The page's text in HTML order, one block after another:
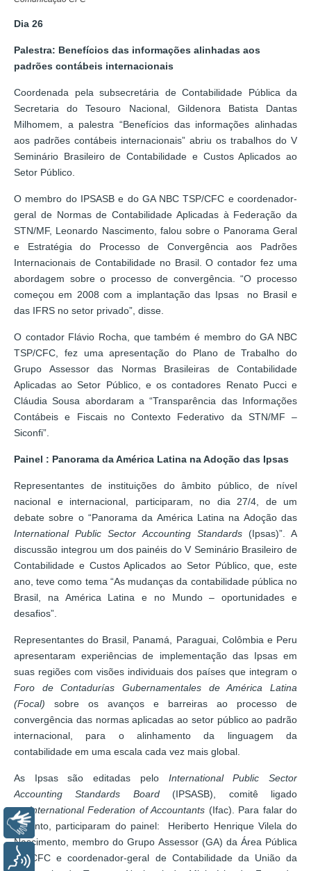
Dia 26
Palestra: Benefícios das informações alinhadas aos
padrões contábeis internacionais
Coordenada pela subsecretária de Contabilidade Pública da
Secretaria do Tesouro Nacional, Gildenora Batista Dantas
Milhomem, a palestra “Benefícios das informações alinhadas
aos padrões contábeis internacionais” abriu os trabalhos do V
Seminário Brasileiro de Contabilidade e Custos Aplicados ao
Setor Público.
O membro do IPSASB e do GA NBC TSP/CFC e coordenador-
geral de Normas de Contabilidade Aplicadas à Federação da
STN/MF, Leonardo Nascimento, falou sobre o Panorama Geral
e Estratégia do Processo de Convergência aos Padrões
Internacionais de Contabilidade no Brasil. O contador fez uma
abordagem sobre o processo de convergência. “O processo
começou em 2008 com a implantação das Ipsas no Brasil e
das IFRS no setor privado”, disse.
O contador Flávio Rocha, que também é membro do GA NBC
TSP/CFC, fez uma apresentação do Plano de Trabalho do
Grupo Assessor das Normas Brasileiras de Contabilidade
Aplicadas ao Setor Público, e os contadores Renato Pucci e
Cláudia Sousa abordaram a “Transparência das Informações
Contábeis e Fiscais no Contexto Federativo da STN/MF –
Siconfi”.
Painel : Panorama da América Latina na Adoção das Ipsas
Representantes de instituições do âmbito público, de nível
nacional e internacional, participaram, no dia 27/4, de um
debate sobre o “Panorama da América Latina na Adoção das
International Public Sector Accounting Standards(Ipsas)”. A
discussão integrou um dos painéis do V Seminário Brasileiro de
Contabilidade e Custos Aplicados ao Setor Público, que, este
ano, teve como tema “As mudanças da contabilidade pública no
Brasil, na América Latina e no Mundo – oportunidades e
desafios”.
Representantes do Brasil, Panamá, Paraguai, Colômbia e Peru
apresentaram experiências de implementação das Ipsas em
suas regiões com visões individuais dos países que integram o
Foro de Contadurías Gubernamentales de América Latina
(Focal) sobre os avanços e barreiras ao processo de
convergência das normas aplicadas ao setor público ao padrão
internacional, para o alinhamento da linguagem da
contabilidade em uma escala cada vez mais global.
As Ipsas são editadas pelo International Public Sector
Accounting Standards Board(IPSASB), comitê ligado
aoInternational Federation of Accountants (Ifac). Para falar do
assunto, participaram do painel: Heriberto Henrique Vilela do
Nascimento, membro do Grupo Assessor (GA) da Área Pública
do CFC e coordenador-geral de Contabilidade da União da
Libras
Voz